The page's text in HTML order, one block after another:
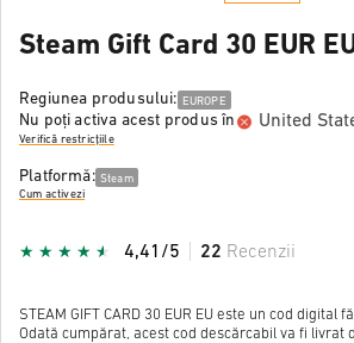
Steam Gift Card 30 EUR
Regiunea produsului: EUROPE
Nu poți activa acest produs în United
Verifică restricțiile
Platformă: Steam
Cum activezi
4,41/5 22 Recenzii
STEAM GIFT CARD 30 EUR EU este un cod digital
Odată cumpărat, acest cod descărcabil va fi livrat